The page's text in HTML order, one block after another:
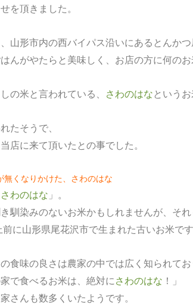
を頂きました。
山形市内の西バイパス沿いにあるとんか
んがやたらと美味しく、お店の方に何のお
しの米と言われている、 さわのはな というお
たそうで、
店に来て頂いたとの事でした。
くなりかけた、さわのはな
さわのはな 」。
馴染みのないお米かもしれませんが、それ
に山形県尾花沢市で生まれた古いお米です
食味の良さは農家の中では広く知られてお
家で食べるお米は、絶対にさわのはな ！」
さんも数多くいたようです。